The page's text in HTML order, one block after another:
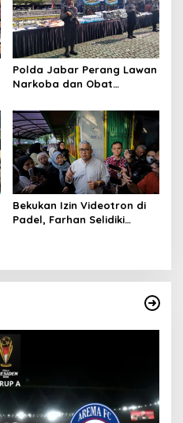
Polda Jabar Perang Lawan
Narkoba dan Obat
Lintas Provinsi dan
Internasional
Bekukan Izin Videotron di
Padel, Farhan Selidiki